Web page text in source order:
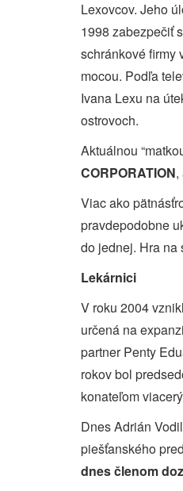
Lexovcov. Jeho
1998 zabezpečiť
schránkové firmy
mocou. Podľa
Ivana Lexu na
ostrovoch.
Aktuálnou
CORPORATION,
Viac ako
pravdepodobne
do jednej. Hra na
Lekárnici
V roku 2004
určená na
partner Penty
rokov bol
konateľom
Dnes Adrián
piešťanského
dnes členom